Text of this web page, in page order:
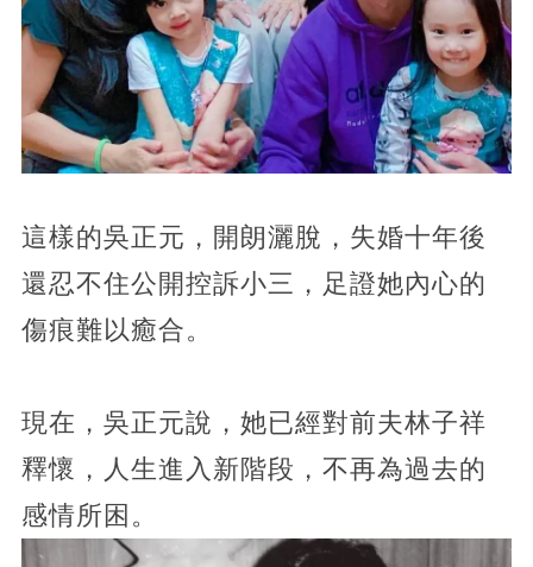
這樣的吳正元，開朗灑脫，失婚十年後
還忍不住公開控訴小三，足證她內心的
傷痕難以癒合。
現在，吳正元說，她已經對前夫林子祥
釋懷，人生進入新階段，不再為過去的
感情所困。